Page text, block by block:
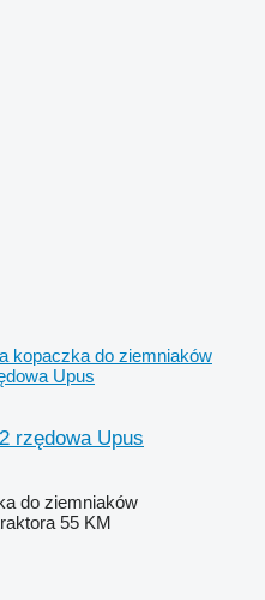
kopaczka do ziemniaków
Upus
rzędowa Upus
do ziemniaków
55 KM